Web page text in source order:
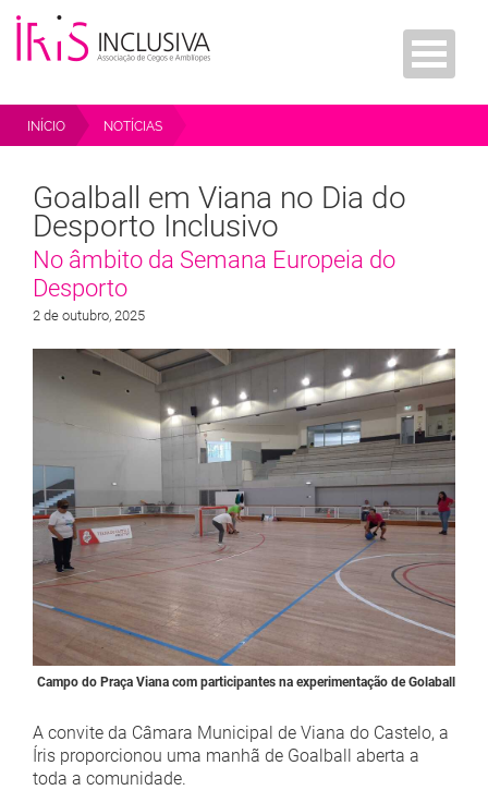
INÍCIO NOTÍCIAS
Goalball em Viana no Dia do
Desporto Inclusivo
No âmbito da Semana Europeia do
Desporto
2 de outubro, 2025
Campo do Praça Viana com participantes na experimentação de Golaball
A convite da Câmara Municipal de Viana do Castelo, a
Íris proporcionou uma manhã de Goalball aberta a
toda a comunidade.